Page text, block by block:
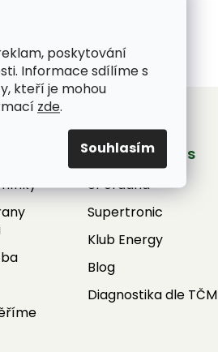
poskytování
Informace sdílíme s
kteří je mohou
zde.
Souhlasím
vyberete si s jistotou.
Služby pro vás
ePoradna
Supertronic
Klub Energy
Blog
Diagnostika dle TČM